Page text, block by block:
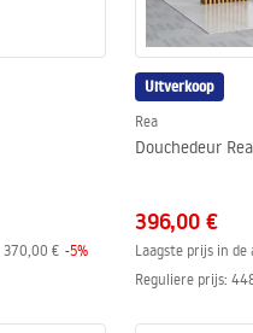
370,00 € -5%
Uitverkoop
Rea
Douchedeur
396,00 €
Laagste prijs in de
Reguliere prijs: